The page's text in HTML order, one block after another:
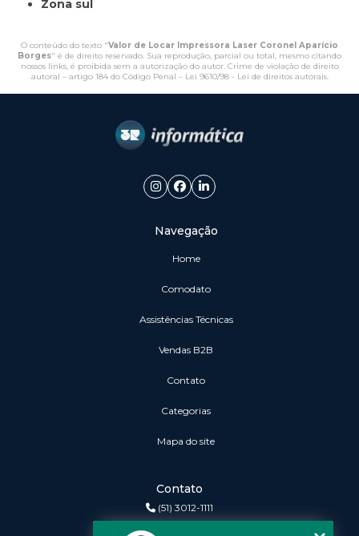
Zona sul
O conteúdo do texto "Valor de Locar Impressora Laser Coronel Aparício
Borges" é de direito reservado. Sua reprodução, parcial ou total, mesmo citando
nossos links, é proibida sem a autorização do autor. Crime de violação de direito
autoral – artigo 184 do Código Penal – Lei 9610/98 - Lei de direitos autorais.
Navegação
Home
Comodato
Assistências Técnicas
vendas B2B
Contato
Categorias
Mapa do site
Contato
(51) 3012-1111